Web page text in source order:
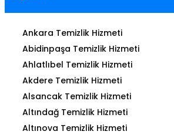
Ankara Temizlik Hizmeti
Abidinpaşa Temizlik Hizmeti
Ahlatlıbel Temizlik Hizmeti
Akdere Temizlik Hizmeti
Alsancak Temizlik Hizmeti
Altındağ Temizlik Hizmeti
Altınova Temizlik Hizmeti